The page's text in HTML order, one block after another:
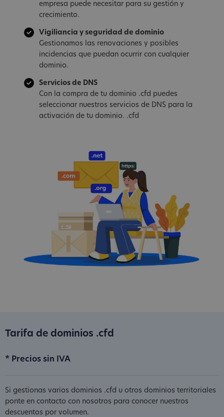
empresa puede necesitar para su gestión y
crecimiento.
Vigiliancia y seguridad de dominio
Gestionamos las renovaciones y posibles
incidencias que puedan ocurrir con cualquier
dominio.
Servicios de DNS
Con la compra de tu dominio .cfd puedes
seleccionar nuestros servicios de DNS para la
activación de tu dominio. .cfd
Tarifa de dominios .cfd
* Precios sin IVA
Si gestionas varios dominios .cfd u otros dominios territoriales
ponte en contacto con nosotros para conocer nuestros
descuentos por volumen.